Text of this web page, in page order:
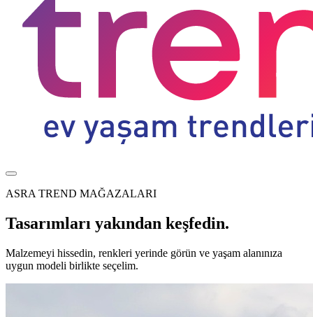
ASRA TREND MAĞAZALARI
Tasarımları yakından keşfedin.
Malzemeyi hissedin, renkleri yerinde görün ve yaşam alanınıza
uygun modeli birlikte seçelim.